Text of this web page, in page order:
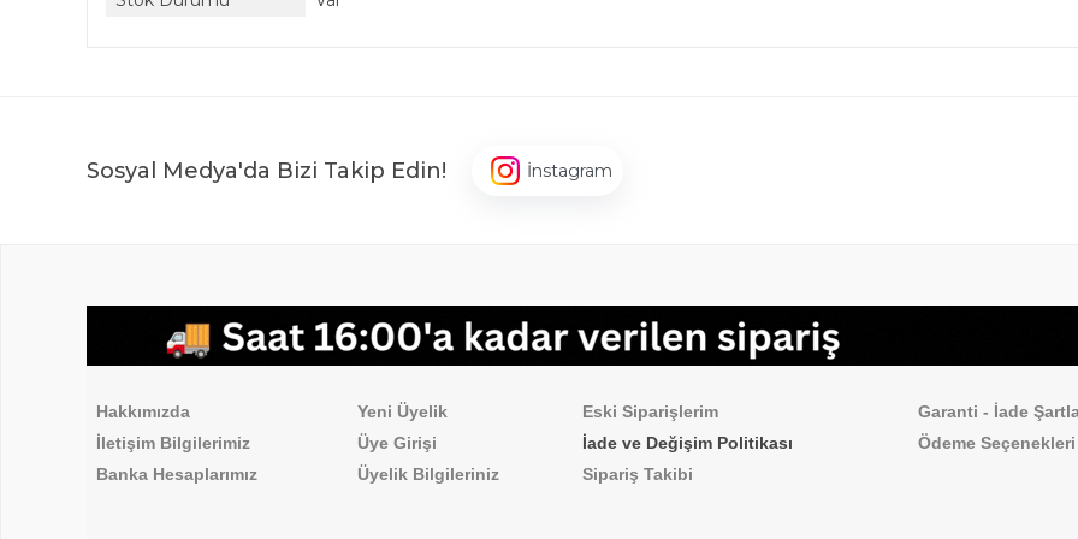
Sosyal Medya'da Bizi Takip Edin! İnstagram
Hakkımızda Sipariş İşlemleri
Hakkımızda Yeni Üyelik Eski Siparişlerim
Garanti - İade
İletişim Bilgilerimiz
Üye Girişi İade ve Değişim Politikası Ödeme Seçenekleri
Banka Hesaplarımız
Üyelik Bilgileriniz Sipariş Takibi